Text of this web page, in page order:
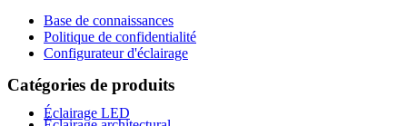
Base de connaissances
Politique de confidentialité
Configurateur d'éclairage
Catégories de produits
Éclairage LED